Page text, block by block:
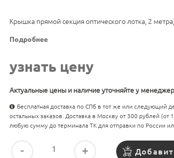
Крышка прямой секция оптического лотка, 2
Подробнее
узнать цену
Актуальные цены и наличие уточняйте у
Бесплатная доставка по СПб в тот же или следующий
остальных заказов. Доставка в Москву от 300 рублей (от
любую сумму до терминала ТК для отправки по России
- +